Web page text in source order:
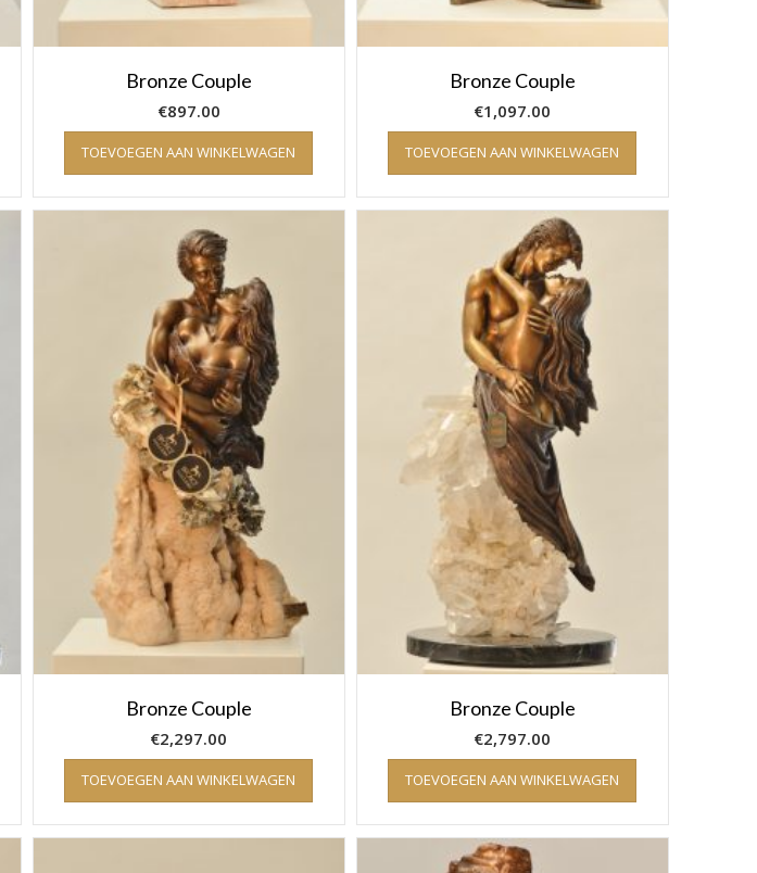
Bronze Couple
€897.00
TOEVOEGEN AAN WINKELWAGEN
Bronze Couple
€1,097.00
TOEVOEGEN AAN WINKELWAGEN
Bronze Couple
€2,297.00
TOEVOEGEN AAN WINKELWAGEN
Bronze Couple
€2,797.00
TOEVOEGEN AAN WINKELWAGEN